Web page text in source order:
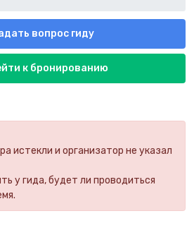
истекли и организатор не указал
у гида, будет ли проводиться
вопрос гиду
к бронированию